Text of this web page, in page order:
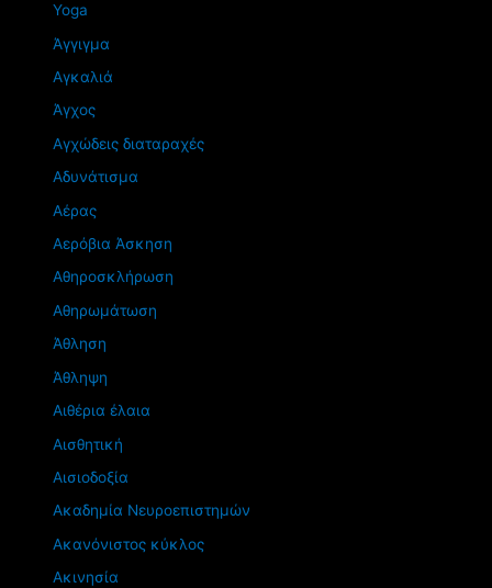
Yoga
Άγγιγμα
Αγκαλιά
Άγχος
Αγχώδεις διαταραχές
Αδυνάτισμα
Αέρας
Αερόβια Άσκηση
Αθηροσκλήρωση
Αθηρωμάτωση
Άθληση
Άθληψη
Αιθέρια έλαια
Αισθητική
Αισιοδοξία
Ακαδημία Νευροεπιστημών
Ακανόνιστος κύκλος
Ακινησία